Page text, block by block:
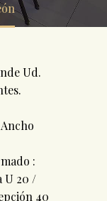
Ud.
:
U 20 /
40